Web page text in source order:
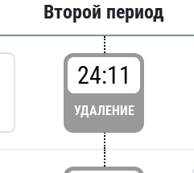
Второй период
24:11
УДАЛЕНИЕ